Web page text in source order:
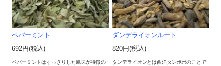
ペパーミント
692円(税込)
ペパーミントはすっきりした風味が特徴の
ダンデライオンルート
820円(税込)
タンデライオンとは西洋タンポポのことで